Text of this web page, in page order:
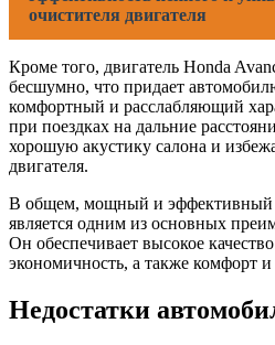
очистителя двигателя
Кроме того, двигатель Honda
бесшумно, что придает
комфортный и расслабляющий
при поездках на дальние
хорошую акустику салона и
двигателя.
В общем, мощный и эффективный
является одним из основных
Он обеспечивает высокое
экономичность, а также комфорт и
Недостатки